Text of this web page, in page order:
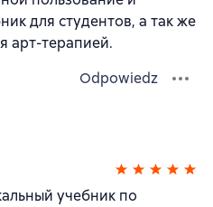
для студентов, а так же
арт-терапией.
Odpowiedz
учебник по